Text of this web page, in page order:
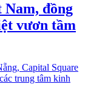
đồng
vươn tầm